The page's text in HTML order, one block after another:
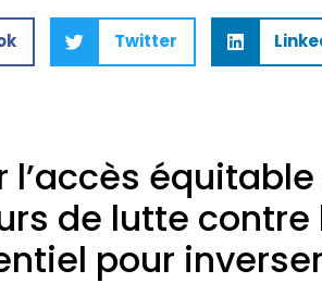
Twitter
l’accès
de lutte
pour